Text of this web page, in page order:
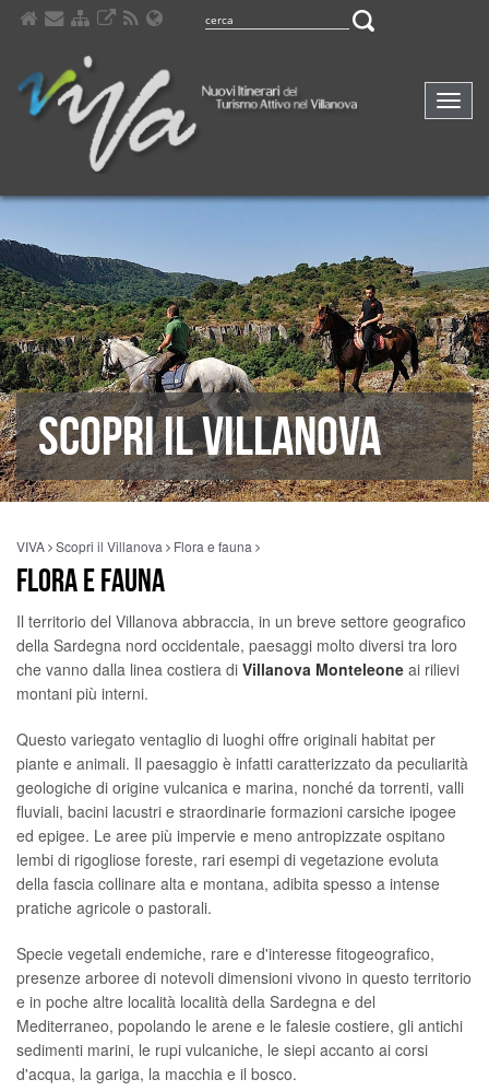
SCOPRI IL VILLANOVA
VIVA Scopri il Villanova Flora e fauna
FLORA E FAUNA
Il territorio del Villanova abbraccia, in un breve settore geografico
della Sardegna nord occidentale, paesaggi molto diversi tra loro
che vanno dalla linea costiera di Villanova Monteleone ai rilievi
montani più interni.
Questo variegato ventaglio di luoghi offre originali habitat per
piante e animali. Il paesaggio è infatti caratterizzato da peculiarità
geologiche di origine vulcanica e marina, nonché da torrenti, valli
fluviali, bacini lacustri e straordinarie formazioni carsiche ipogee
ed epigee. Le aree più impervie e meno antropizzate ospitano
lembi di rigogliose foreste, rari esempi di vegetazione evoluta
della fascia collinare alta e montana, adibita spesso a intense
pratiche agricole o pastorali.
Specie vegetali endemiche, rare e d'interesse fitogeografico,
presenze arboree di notevoli dimensioni vivono in questo territorio
e in poche altre località località della Sardegna e del
Mediterraneo, popolando le arene e le falesie costiere, gli antichi
sedimenti marini, le rupi vulcaniche, le siepi accanto ai corsi
d'acqua, la gariga, la macchia e il bosco.